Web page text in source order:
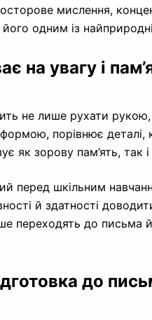
мислення,
його одним із
на увагу і
не лише рухати
порівнює деталі,
як зорову пам’ять, так
перед шкільним
й здатності
переходять до письма
до